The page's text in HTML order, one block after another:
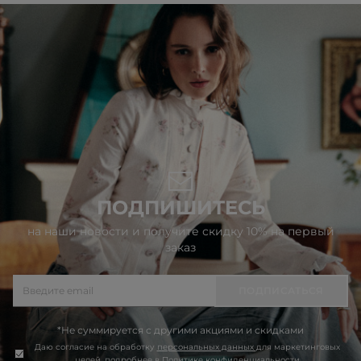
ПОДПИШИТЕСЬ
на наши новости и получите скидку 10% на первый
заказ
*Не суммируется с другими акциями и скидками
Даю согласие на обработку персональных данных для маркетинговых